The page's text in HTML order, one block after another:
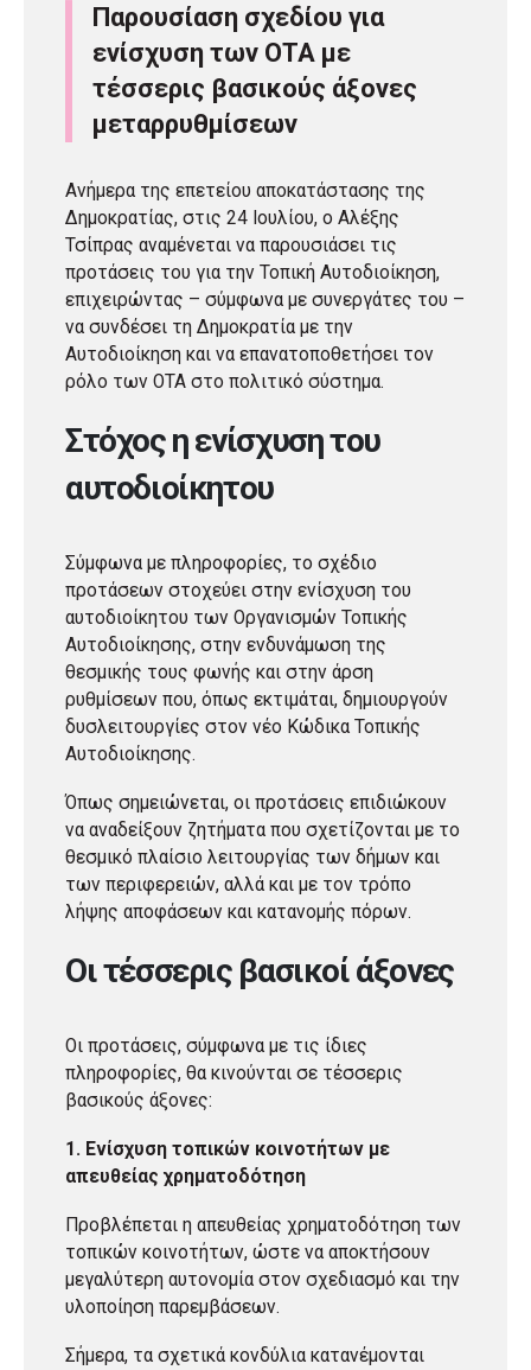
Παρουσίαση σχεδίου για
ενίσχυση των ΟΤΑ με
τέσσερις βασικούς άξονες
μεταρρυθμίσεων
Ανήμερα της επετείου αποκατάστασης της
Δημοκρατίας, στις 24 Ιουλίου, ο Αλέξης
Τσίπρας αναμένεται να παρουσιάσει τις
προτάσεις του για την Τοπική Αυτοδιοίκηση,
επιχειρώντας – σύμφωνα με συνεργάτες του –
να συνδέσει τη Δημοκρατία με την
Αυτοδιοίκηση και να επανατοποθετήσει τον
ρόλο των ΟΤΑ στο πολιτικό σύστημα.
Στόχος η ενίσχυση του
αυτοδιοίκητου
Σύμφωνα με πληροφορίες, το σχέδιο
προτάσεων στοχεύει στην ενίσχυση του
αυτοδιοίκητου των Οργανισμών Τοπικής
Αυτοδιοίκησης, στην ενδυνάμωση της
θεσμικής τους φωνής και στην άρση
ρυθμίσεων που, όπως εκτιμάται, δημιουργούν
δυσλειτουργίες στον νέο Κώδικα Τοπικής
Αυτοδιοίκησης.
Όπως σημειώνεται, οι προτάσεις επιδιώκουν
να αναδείξουν ζητήματα που σχετίζονται με το
θεσμικό πλαίσιο λειτουργίας των δήμων και
των περιφερειών, αλλά και με τον τρόπο
λήψης αποφάσεων και κατανομής πόρων.
Οι τέσσερις βασικοί άξονες
Οι προτάσεις, σύμφωνα με τις ίδιες
πληροφορίες, θα κινούνται σε τέσσερις
βασικούς άξονες:
1. Ενίσχυση τοπικών κοινοτήτων με
απευθείας χρηματοδότηση
Προβλέπεται η απευθείας χρηματοδότηση των
τοπικών κοινοτήτων, ώστε να αποκτήσουν
μεγαλύτερη αυτονομία στον σχεδιασμό και την
υλοποίηση παρεμβάσεων.
Σήμερα, τα σχετικά κονδύλια κατανέμονται